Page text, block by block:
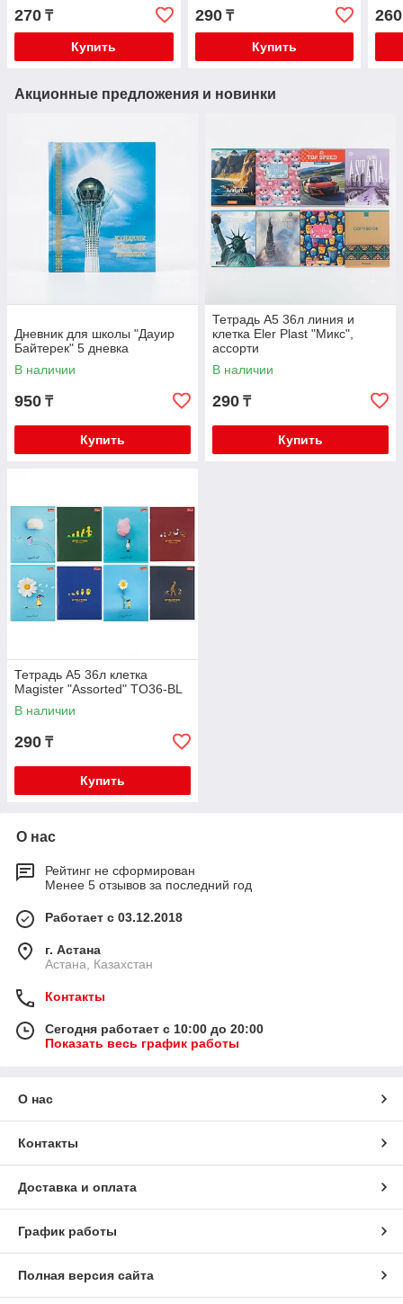
270 ₸
Купить
290₸
Купить
260
Акционные предложения и новинки
Дневник для школы "Дауир
Байтерек" 5 дневка
В наличии
950 ₸
Купить
Тетрадь А5 36л линия и
клетка Eler Plast "Микс",
ассорти
В наличии
290 ₸
Купить
Тетрадь А5 36л клетка
Magister "Assorted" TO36-BL
В наличии
290 ₸
Купить
О нас
Рейтинг не сформирован
Менее 5 отзывов за последний год
Работает с 03.12.2018
г. Астана
Астана, Казахстан
Контакты
Сегодня работает с 10:00 до 20:00
Показать весь график работы
О нас
Контакты
Доставка и оплата
График работы
Полная версия сайта